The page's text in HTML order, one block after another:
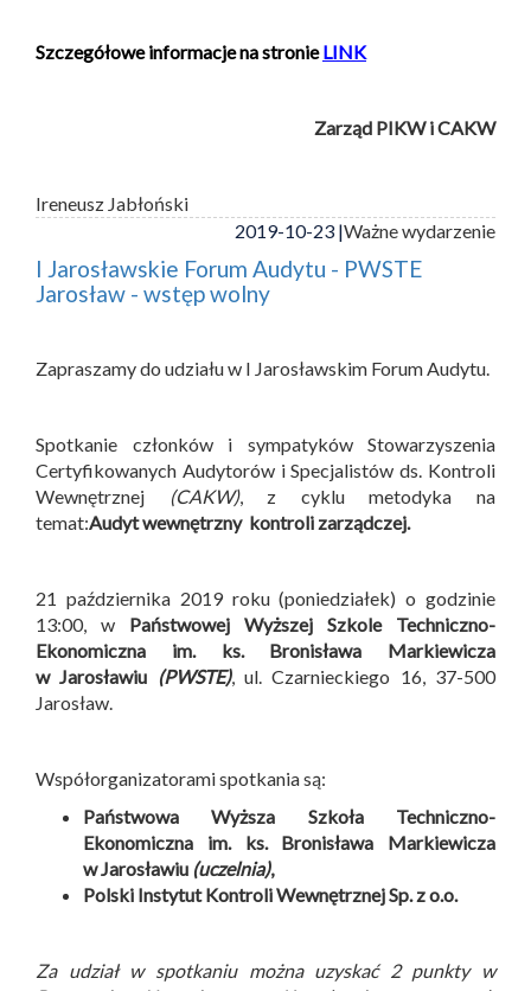
Szczegółowe informacje na stronie LINK
Zarząd PIKW i CAKW
Ireneusz Jabłoński
2019-10-23 |Ważne wydarzenie
I Jarosławskie Forum Audytu - PWSTE
Jarosław - wstęp wolny
Zapraszamy do udziału w I Jarosławskim Forum Audytu.
Spotkanie członków i sympatyków Stowarzyszenia
Certyfikowanych Audytorów i Specjalistów ds. Kontroli
Wewnętrznej
(CAKW), z cyklu metodyka na
temat:Audyt wewnętrzny kontroli zarządczej.
21 października 2019 roku (poniedziałek) o godzinie
13:00, w Państwowej Wyższej Szkole Techniczno-
Ekonomiczna im. ks. Bronisława Markiewicza
w Jarosławiu (PWSTE), ul. Czarnieckiego 16, 37-500
Jarosław.
Współorganizatorami spotkania są:
Państwowa Wyższa Szkoła Techniczno-
Ekonomiczna im. ks. Bronisława Markiewicza
w Jarosławiu (uczelnia),
Polski Instytut Kontroli Wewnętrznej Sp. z o.o.
Za udział w spotkaniu można uzyskać 2 punkty w